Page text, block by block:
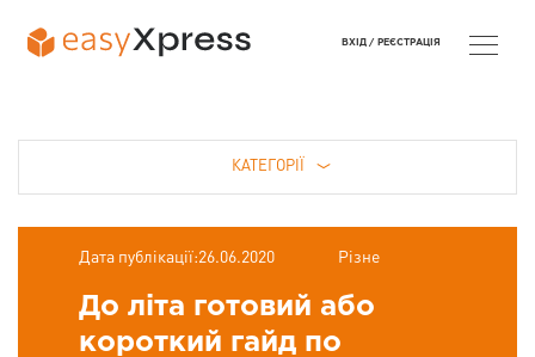
КАТЕГОРІЇ
Дата публікації:26.06.2020 Різне
До літа готовий або
короткий гайд по
ВХІД / РЕЄСТРАЦІЯ